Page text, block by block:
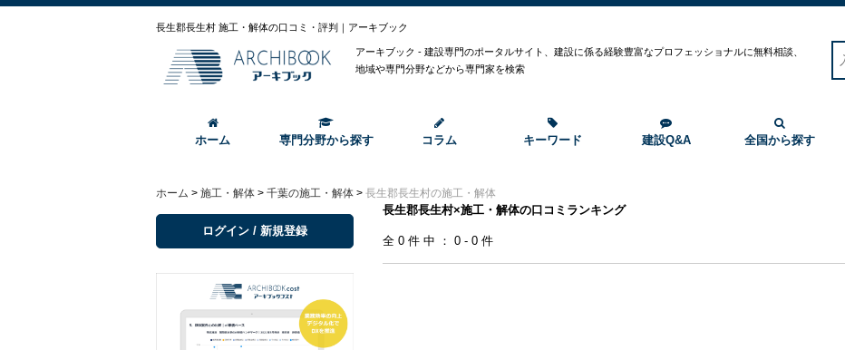
長生郡長生村 施工・解体の口コミ・評判｜アーキブック
アーキブック - 建設専門のポータルサイト、建設に係る経験豊富なプロフェッショナルに無料相談、
地域や専門分野などから専門家を検索
ホーム 専門分野から探す コラム キーワード 建設Q&A 全国から探す
ホーム > 施工・解体 > 千葉の施工・解体 > 長生郡長生村の施工・解体
長生郡長生村×施工・解体の口コミランキング
全0件中：0-0件
ログイン / 新規登録